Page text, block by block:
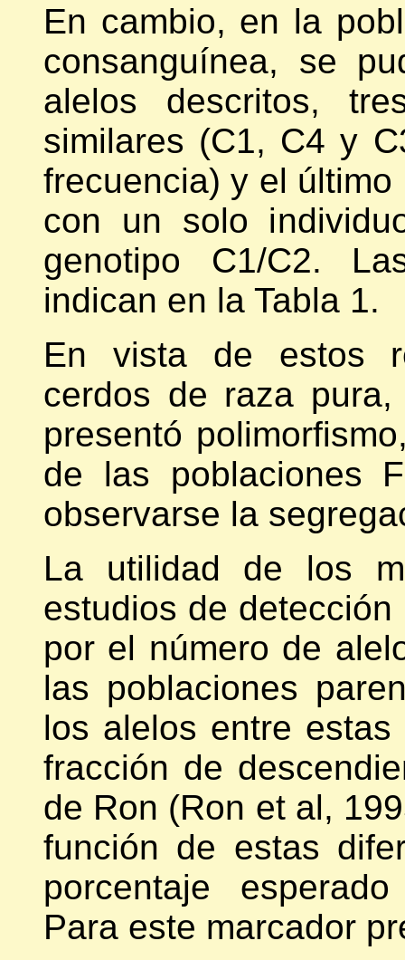
En cambio, en la
consanguínea, se
alelos descritos,
similares (C1, C4 y
frecuencia) y el
con un solo
genotipo C1/C2.
indican en la Tabla 1.
En vista de estos
cerdos de raza
presentó
de las poblaciones
observarse la
La utilidad de los
estudios de
por el número de
las poblaciones
los alelos entre
fracción de
de Ron (Ron et al,
función de estas
porcentaje
Para este marcador